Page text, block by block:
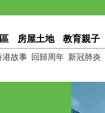
房屋土地 教育親子
港故事 回歸周年 新冠肺炎